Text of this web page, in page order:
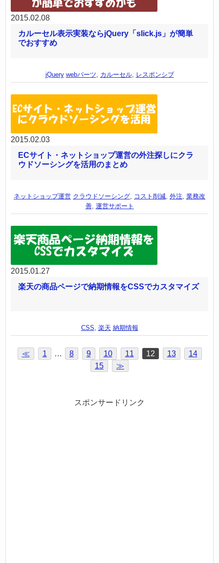
2015.02.08
カルーセル表示実装ならjQuery「slick.js」が簡単
でおすすめ
jQuery webパーツ, カルーセル, レスポンシブ
2015.02.03
ECサイト・ネットショップ運営の外注探しにクラ
ウドソーシングを活用のまとめ
ネットショップ運営 クラウドソーシング, コスト削減, 外注, 業務改
善, 運営サポート
2015.01.27
楽天の商品ページで納期情報をCSSでカスタマイズ
CSS, 楽天 納期情報
≪ 1 … 8 9 10 11 12 13
14
15
≫
スポンサードリンク